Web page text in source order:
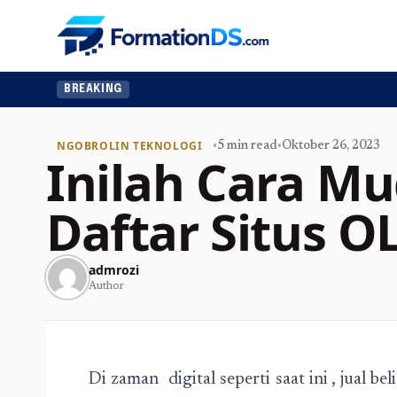
BREAKING
NGOBROLIN TEKNOLOGI •5 min read•Oktober 26, 2023
Inilah Cara
Daftar Situs
admrozi
Author
Di zaman digital seperti saat ini , jual